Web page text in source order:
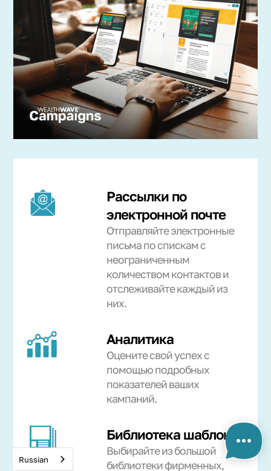
Рассылки по
электронной почте
Отправляйте электронные
письма по спискам с
неограниченным
количеством контактов и
отслеживайте каждый из
них.
Аналитика
Оцените свой успех с
помощью подробных
показателей ваших
кампаний.
Библиотека шаблонов
Выбирайте из большой
библиотеки фирменных,
Russian